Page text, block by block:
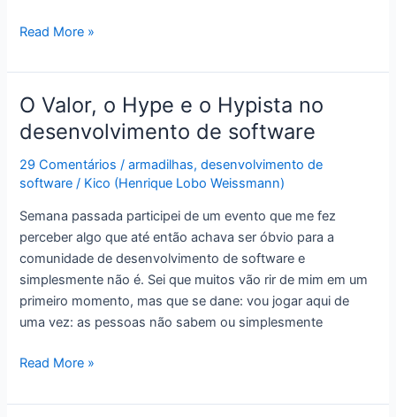
Armadilhas
desenvolvedores:
em
busca
do
componente
perdido
Read More »
O Valor, o Hype e o Hypista no
desenvolvimento de software
29 Comentários /armadilhas,desenvolvimento de
software / Kico (Henrique Lobo Weissmann)
Semana passada participei de um evento que me fez
perceber algo que até então achava ser óbvio para a
comunidade de desenvolvimento de software e
simplesmente não é. Sei que muitos vão rir de mim em um
primeiro momento, mas que se dane: vou jogar aqui de
uma vez: as pessoas não sabem ou simplesmente
O
o
Read More »